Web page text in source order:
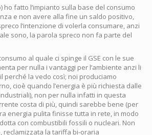
ho fatto l’impianto sulla base del consumo
e non avere alla fine un saldo positivo,
l’intenzione di volerla consumare, anzi
sono, la parola spreco non fa parte del
al quale ci spinge il GSE con le sue
per nulla i vantaggi per l’ambiente anzi li
perché la vedo così; noi produciamo
cioè quando l’energia è più richiesta dalle
non per nulla infatti in questa
costa di più, quindi sarebbe bene (per
energia pulita finisse tutta in rete, in modo
con combustibili fossili o nucleari. Non
reclamizzata la tariffa bi-oraria